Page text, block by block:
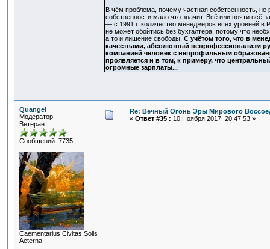
В чём проблема, почему частная собственность,
собственности мало что значит. Всё или почти
— с 1991 г. количество менеджеров всех уровней в
не может обойтись без бухгалтера, потому что
а то и лишение свободы. С учётом того, что в
качествами, абсолютный непрофессионализм
компанией человек с непрофильным
проявляется и в том, к примеру, что
огромные зарплаты...
Quangel
Модератор
Ветеран
Сообщений: 7735
Сaementarius Civitas Solis
Aeterna
Re: Вечный Огонь Эры Мирового
« Ответ #35 : 10 Ноября 2017, 20:47:53 »